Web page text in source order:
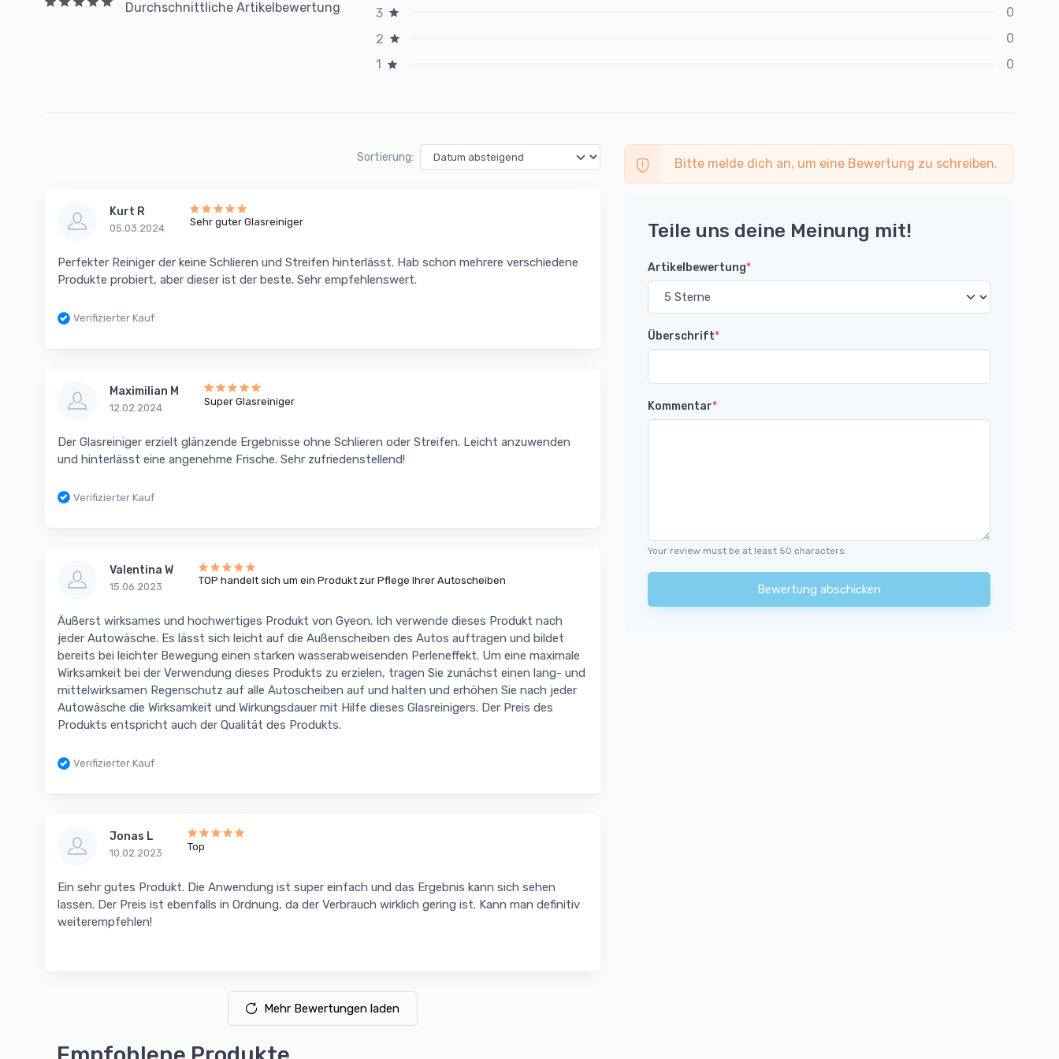
Durchschnittliche Artikelbewertung 3
0
2
0
1
0
Sortierung:
Kurt R
05.03.2024
Sehr guter Glasreiniger
Perfekter Reiniger der keine Schlieren und Streifen hinterlässt. Hab schon mehrere verschiedene
Produkte probiert, aber dieser ist der beste. Sehr empfehlenswert.
Verifizierter Kauf
Maximilian M
12.02.2024
Super Glasreiniger
Der Glasreiniger erzielt glänzende Ergebnisse ohne Schlieren oder Streifen. Leicht anzuwenden
und hinterlässt eine angenehme Frische. Sehr zufriedenstellend!
Verifizierter Kauf
Valentina W
15.06.2023
TOP handelt sich um ein Produkt zur Pflege Ihrer Autoscheiben
Äußerst wirksames und hochwertiges Produkt von Gyeon. Ich verwende dieses Produkt nach
jeder Autowäsche. Es lässt sich leicht auf die Außenscheiben des Autos auftragen und bildet
bereits bei leichter Bewegung einen starken wasserabweisenden Perleneffekt. Um eine maximale
Wirksamkeit bei der Verwendung dieses Produkts zu erzielen, tragen Sie zunächst einen lang- und
mittelwirksamen Regenschutz auf alle Autoscheiben auf und halten und erhöhen Sie nach jeder
Autowäsche die Wirksamkeit und Wirkungsdauer mit Hilfe dieses Glasreinigers. Der Preis des
Produkts entspricht auch der Qualität des Produkts.
Verifizierter Kauf
Jonas L
10.02.2023
Top
Ein sehr gutes Produkt. Die Anwendung ist super einfach und das Ergebnis kann sich sehen
lassen. Der Preis ist ebenfalls in Ordnung, da der Verbrauch wirklich gering ist. Kann man definitiv
weiterempfehlen!
Mehr Bewertungen laden
Bitte melde dich an, um eine Bewertung zu schreiben.
Teile uns deine Meinung mit!
Artikelbewertung*
Überschrift*
Kommentar*
Your review must be at least 50 characters.
Bewertung abschicken